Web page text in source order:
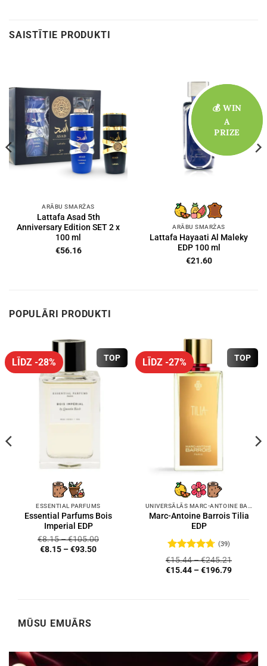
SAISTĪTIE PRODUKTI
ARĀBU SMARŽAS
Lattafa Asad 5th
Anniversary Edition SET 2 x
100 ml
€56.16
ARĀBU SMARŽAS
Lattafa Hayaati Al Maleky
EDP 100 ml
€21.60
POPULĀRI PRODUKTI
TOP
LĪDZ -28%
ESSENTIAL PARFUMS
Essential Parfums Bois
Imperial EDP
€8.15–€105.00
€8.15 –€93.50
TOP
LĪDZ -27%
UNIVERSĀLĀS MARC-ANTOINE BARROIS SMARŽAS
Marc-Antoine Barrois Tilia
EDP
Novērtēts
ar4.72
no
(39)
€15.44–€245.21
€15.44 –€196.79
MŪSU EMUĀRS
💰 WIN
A
PRIZE
💰 WIN
A
PRIZE